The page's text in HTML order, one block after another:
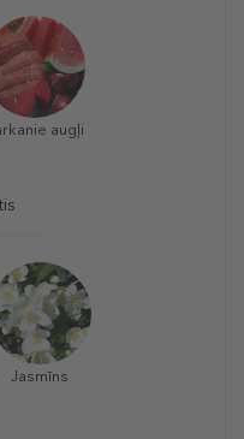
augļi
Jasmīns